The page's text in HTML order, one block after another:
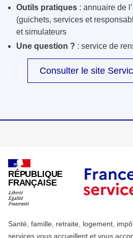
Outils pratiques : annuaire de
(guichets, services et
et simulateurs
Une question ? : service de
Consulter le site
RÉPUBLIQUE
FRANÇAISE
Santé, famille, retraite, logement,
services vous accueillent et vous